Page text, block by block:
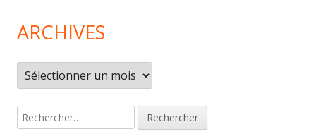
ARCHIVES
Archives
Rechercher :